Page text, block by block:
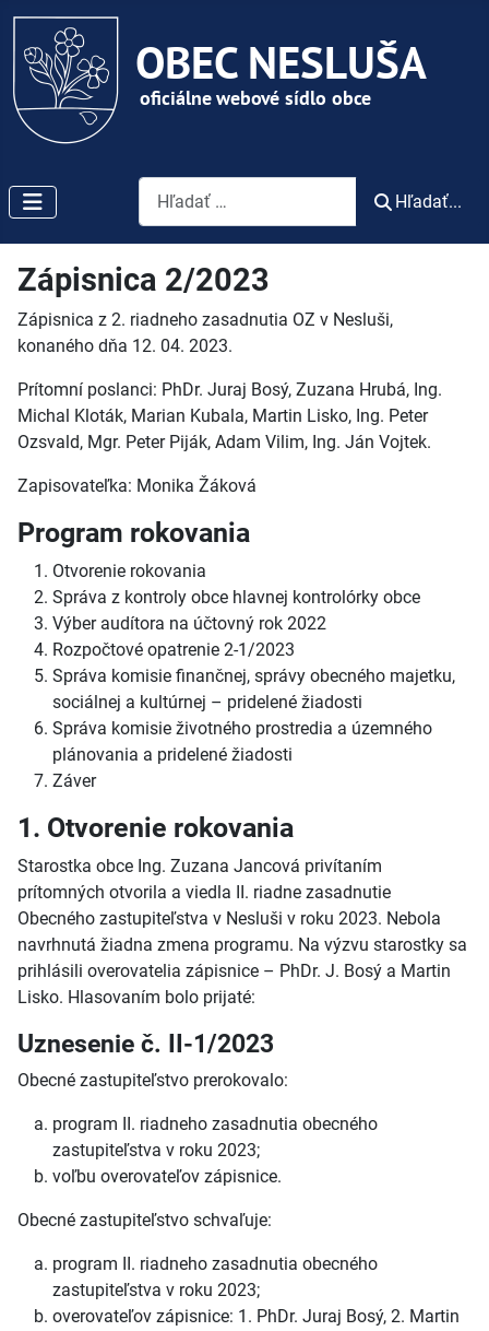
Vyhľadávanie
Hľadať...
Zápisnica 2/2023
Zápisnica z 2. riadneho zasadnutia OZ v Nesluši,
konaného dňa 12. 04. 2023.
Prítomní poslanci: PhDr. Juraj Bosý, Zuzana Hrubá, Ing.
Michal Kloták, Marian Kubala, Martin Lisko, Ing. Peter
Ozsvald, Mgr. Peter Piják, Adam Vilim, Ing. Ján Vojtek.
Zapisovateľka: Monika Žáková
Program rokovania
Otvorenie rokovania
Správa z kontroly obce hlavnej kontrolórky obce
Výber audítora na účtovný rok 2022
Rozpočtové opatrenie 2-1/2023
Správa komisie finančnej, správy obecného majetku,
sociálnej a kultúrnej – pridelené žiadosti
Správa komisie životného prostredia a územného
plánovania a pridelené žiadosti
Záver
1. Otvorenie rokovania
Starostka obce Ing. Zuzana Jancová privítaním
prítomných otvorila a viedla II. riadne zasadnutie
Obecného zastupiteľstva v Nesluši v roku 2023. Nebola
navrhnutá žiadna zmena programu. Na výzvu starostky sa
prihlásili overovatelia zápisnice – PhDr. J. Bosý a Martin
Lisko. Hlasovaním bolo prijaté:
Uznesenie č. II-1/2023
Obecné zastupiteľstvo prerokovalo:
program II. riadneho zasadnutia obecného
zastupiteľstva v roku 2023;
voľbu overovateľov zápisnice.
Obecné zastupiteľstvo schvaľuje:
program II. riadneho zasadnutia obecného
zastupiteľstva v roku 2023;
overovateľov zápisnice: 1. PhDr. Juraj Bosý, 2. Martin